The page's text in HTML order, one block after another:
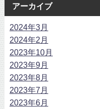
アーカイブ
2024年3月
2024年2月
2023年10月
2023年9月
2023年8月
2023年7月
2023年6月